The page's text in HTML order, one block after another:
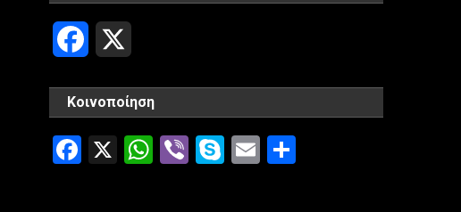
Facebook
Κοινοποίηση
Facebook
X WhatsApp
ViberSkype
Email